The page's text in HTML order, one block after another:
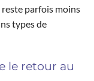
reste parfois moins
types de
le retour au